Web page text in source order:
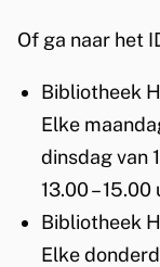
Of ga naar het
Bibliotheek
Elke
dinsdag van
13.00 – 15.00
Bibliotheek
Elke